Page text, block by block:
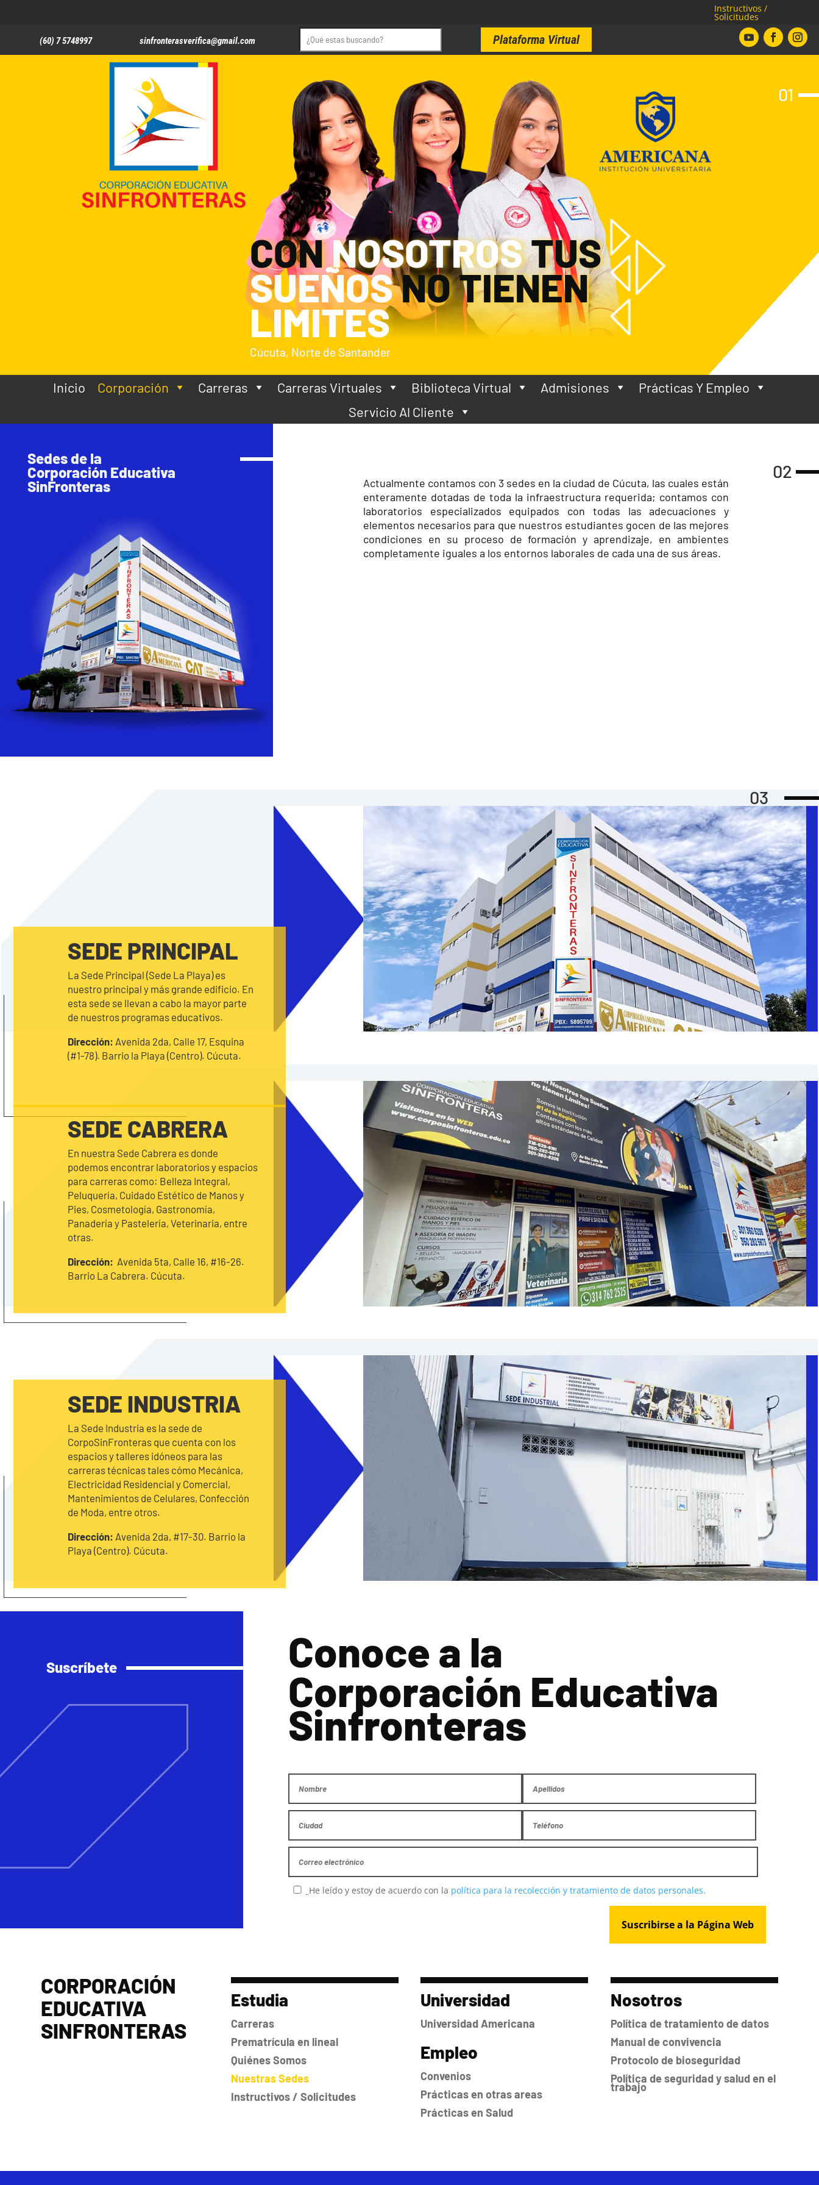
Instructivos /
Solicitudes
(60) 7 5748997 sinfronterasverifica@gmail.com Plataforma Virtual
01
CONNOSOTROSTUS
SUEÑOSNO TIENEN
LIMITES
Cúcuta, Norte de Santander
Inicio Corporación Carreras Carreras Virtuales Biblioteca Virtual Admisiones
Prácticas Y Empleo
Servicio Al Cliente
Sedes de la
Corporación Educativa
SinFronteras
Actualmente contamos con 3 sedes en la ciudad de Cúcuta, las cuales están
enteramente dotadas de toda la infraestructura requerida; contamos con
laboratorios especializados equipados con todas las adecuaciones y
elementos necesarios para que nuestros estudiantes gocen de las mejores
condiciones en su proceso de formación y aprendizaje, en ambientes
completamente iguales a los entornos laborales de cada una de sus áreas.
02
SEDE PRINCIPAL
La Sede Principal (Sede La Playa) es
nuestro principal y más grande edificio. En
esta sede se llevan a cabo la mayor parte
de nuestros programas educativos.
Dirección: Avenida 2da, Calle 17, Esquina
(#1-78). Barrio la Playa (Centro). Cúcuta.
03
SEDE CABRERA
En nuestra Sede Cabrera es donde
podemos encontrar laboratorios y espacios
para carreras como: Belleza Integral,
Peluquería, Cuidado Estético de Manos y
Pies, Cosmetología, Gastronomía,
Panadería y Pastelería, Veterinaria, entre
otras.
Dirección: Avenida 5ta, Calle 16, #16-26.
Barrio La Cabrera. Cúcuta.
SEDE INDUSTRIA
La Sede Industria es la sede de
CorpoSinFronteras que cuenta con los
espacios y talleres idóneos para las
carreras técnicas tales cómo Mecánica,
Electricidad Residencial y Comercial,
Mantenimientos de Celulares, Confección
de Moda, entre otros.
Dirección: Avenida 2da, #17-30. Barrio la
Playa (Centro). Cúcuta.
Suscríbete Conoce a la
Corporación Educativa
Sinfronteras
He leído y estoy de acuerdo con la política para la recolección y tratamiento de datos personales.
CORPORACIÓN
EDUCATIVA
SINFRONTERAS
Estudia
Carreras
Prematrícula en lineal
Quiénes Somos
Nuestras Sedes
Instructivos / Solicitudes
Universidad
Universidad Americana
Empleo
Convenios
Prácticas en otras areas
Prácticas en Salud
Nosotros
Política de tratamiento de datos
Manual de convivencia
Protocolo de bioseguridad
Política de seguridad y salud en el
trabajo